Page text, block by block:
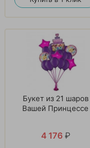
Букет из 21 шаров
Вашей Принцессе
4 176 ₽